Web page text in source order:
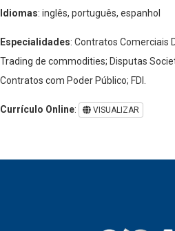
Idiomas: inglês, português, espanhol
Especialidades: Contratos Comerciais
Trading de commodities; Disputas
Contratos com Poder Público; FDI.
Currículo Online: VISUALIZAR